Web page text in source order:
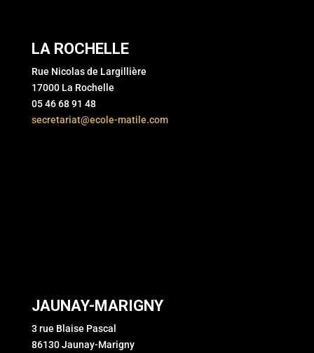
LA ROCHELLE
Rue Nicolas de Largillière
17000 La Rochelle
05 46 68 91 48
secretariat@ecole-matile.com
JAUNAY-MARIGNY
3 rue Blaise Pascal
86130 Jaunay-Marigny